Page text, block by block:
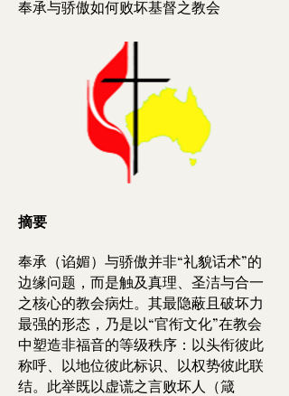
奉承与骄傲如何败坏基督之教会
摘要
奉承（谄媚）与骄傲并非“礼貌话术”的
边缘问题，而是触及真理、圣洁与合一
之核心的教会病灶。其最隐蔽且破坏力
最强的形态，乃是以“官衔文化”在教会
中塑造非福音的等级秩序：以头衔彼此
称呼、以地位彼此标识、以权势彼此联
结。此举既以虚谎之言败坏人（箴